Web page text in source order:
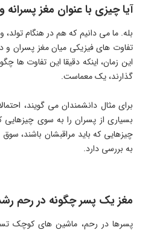
آیا چیزی با عنوان مغز پسرانه
بله. ما می دانیم که هم در هنگام
تفاوت های فیزیکی میان مغز پسران و
این زمان، اینکه دقیقا این تفاوت ها
گذارند، یک معماست.
برای مثال دانشمندان می گویند،
بسیاری از پسران را به سوی
چیزهایی که باید مراقبشان باشند،
به بررسی دارد.
مغز یک پسر چگونه در رحم
پسرها در رحم، ماشین های کوچک